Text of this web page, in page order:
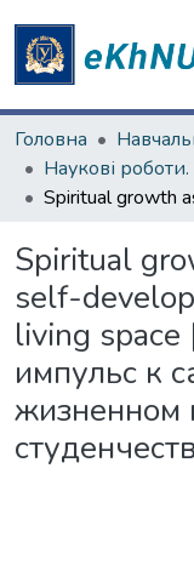
Головна
Spiritual
self-
living space
импульс к
жизненном